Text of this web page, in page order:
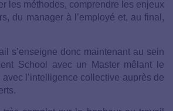
les méthodes, comprendre les enjeux
du manager à l’employé et, au final,
s’enseigne donc maintenant au sein
School avec un Master mêlant le
l’intelligence collective auprès de